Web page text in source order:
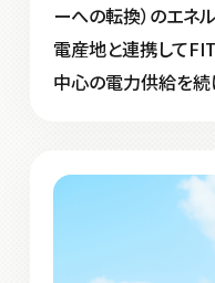
ーへの転換）のエネ
電産地と連携して
中心の電力供給を続